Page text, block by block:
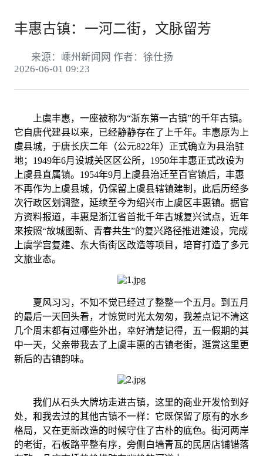
丰惠古镇：一河二街，文脉留芳
来源：嵊州新闻网 作者：徐仕扬
2026-06-01 09:23
上虞丰惠，一座被称为“浙东第一古镇”的千年古镇。
它自唐代建县以来，已经静静存在了上千年。丰惠原为上
虞县城，于唐长庆二年（公元822年）正式确立为县治驻
地；1949年6月设城关区区公所，1950年丰惠正式改设为
上虞县直属镇。1954年9月上虞县治迁至百官镇后，丰惠
不再作为上虞县城，仍保留上虞县辖镇建制，此后历经多
次行政区划调整，延续至今为绍兴市上虞区丰惠镇。据官
方资料报道，丰惠是浙江省首批千年古城复兴试点，近年
来按照“故城图新、青春共生”的复兴路径推进建设，完成
上虞学宫复建、东大街街区改造等项目，培育打造了多元
文旅业态。
夏风习习，不知不觉已经过了整整一个五月。到五月
的最后一天回头看，才惊觉时光太匆匆，我差点记不清这
几个周末都有过哪些外出，幸好清楚记得，五一假期的其
中一天，父亲带我去了上虞丰惠的古镇老街，逛赏这里更
新后的古镇韵味。
我们从石头大牌坊走进古镇，这里的商业开发恰到好
处，和我去过的其他古镇不一样：它既保留了原有的水乡
格局，又在更新改造的时候守住了古朴的底色。街河两岸
的老街，石板路平整有序，旁侧白墙青瓦的民居店铺错落